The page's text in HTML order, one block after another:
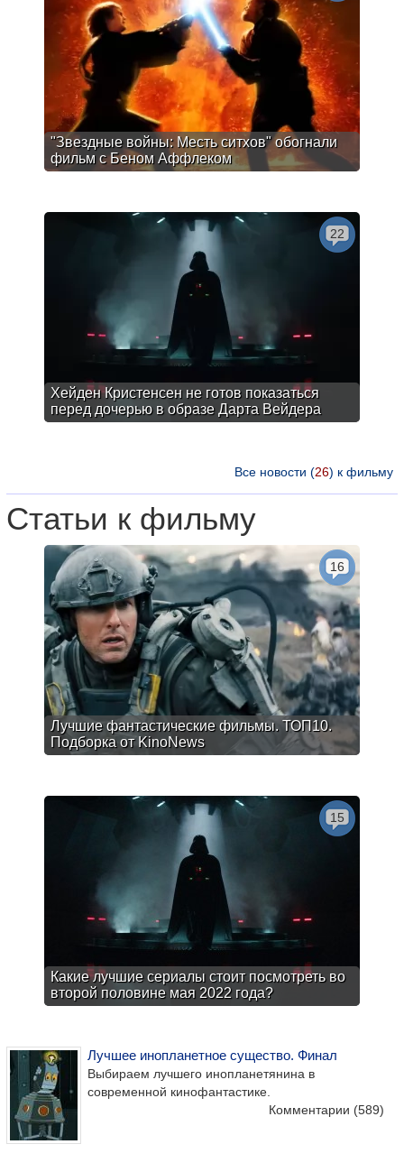
"Звездные войны: Месть ситхов" обогнали
фильм с Беном Аффлеком
Хейден Кристенсен не готов показаться
перед дочерью в образе Дарта Вейдера
22
Все новости (26) к фильму
Статьи к фильму
Лучшие фантастические фильмы. ТОП10.
Подборка от KinoNews
16
Какие лучшие сериалы стоит посмотреть во
второй половине мая 2022 года?
15
Лучшее инопланетное существо. Финал
Выбираем лучшего инопланетянина в
современной кинофантастике.
Комментарии (589)